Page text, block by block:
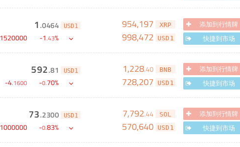
1 .0464 USD1
1520000 -1.43%
954,197 XRP
998,472 USD1
添加到行情牌
快捷到市场
592.81 USD1
-4.1600 -0.70%
1,228.40 BNB
728,207 USD1
添加到行情牌
快捷到市场
73.2300 USD1
-0.83%
7,792.44 SOL
570,640 USD1
添加到行情牌
快捷到市场